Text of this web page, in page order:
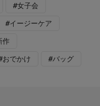
#女子会
#イージーケア
作
おでかけ #バッグ